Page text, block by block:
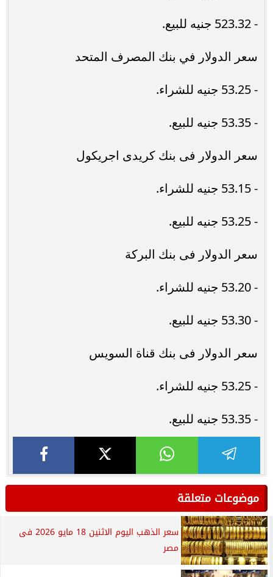
- 523.32 جنيه للبيع.
سعر الدولار في بنك المصرف المتحد
- 53.25 جنيه للشراء.
- 53.35 جنيه للبيع.
سعر الدولار فى بنك كريدى اجريكول
- 53.15 جنيه للشراء.
- 53.25 جنيه للبيع.
سعر الدولار فى بنك البركة
- 53.20 جنيه للشراء.
- 53.30 جنيه للبيع.
سعر الدولار فى بنك قناة السويس
- 53.25 جنيه للشراء.
- 53.35 جنيه للبيع.
موضوعات متعلقة
سعر الذهب اليوم الاثنين 18 مايو 2026 فى
مصر